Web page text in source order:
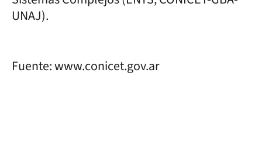
UNAJ).
Fuente: www.conicet.gov.ar